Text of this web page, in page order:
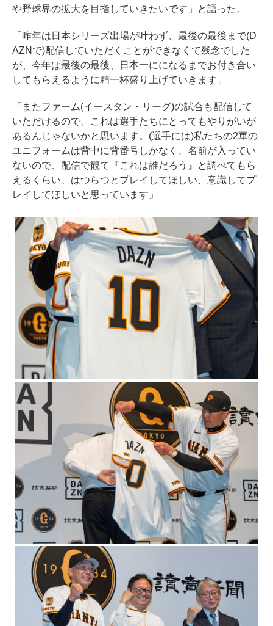
や野球界の拡大を目指していきたいです」と語った。
「昨年は日本シリーズ出場が叶わず、最後の最後まで(D
AZNで)配信していただくことができなくて残念でした
が、今年は最後の最後、日本一にになるまでお付き合い
してもらえるように精一杯盛り上げていきます」
「またファーム(イースタン・リーグ)の試合も配信して
いただけるので、これは選手たちにとってもやりがいが
あるんじゃないかと思います。(選手には)私たちの2軍の
ユニフォームは背中に背番号しかなく、名前が入ってい
ないので、配信で観て『これは誰だろう』と調べてもら
えるくらい、はつらつとプレイしてほしい、意識してプ
レイしてほしいと思っています」